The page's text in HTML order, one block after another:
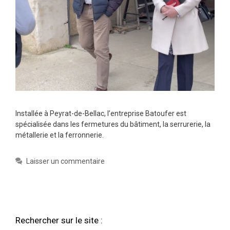
Installée à Peyrat-de-Bellac, l’entreprise Batoufer est
spécialisée dans les fermetures du bâtiment, la serrurerie, la
métallerie et la ferronnerie.
Laisser un commentaire
Rechercher sur le site :